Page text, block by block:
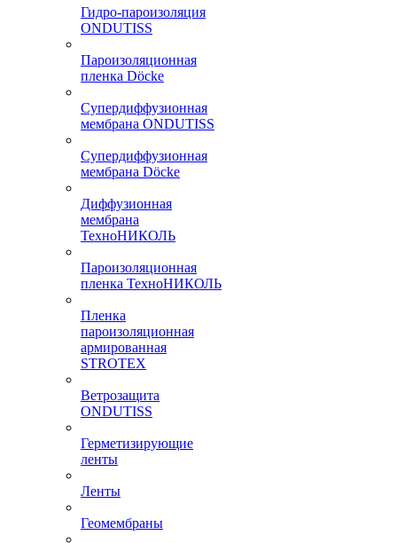
Гидро-пароизоляция
ONDUTISS
Пароизоляционная
пленка Döcke
Супердиффузионная
мембрана ONDUTISS
Супердиффузионная
мембрана Döcke
Диффузионная
мембрана
ТехноНИКОЛЬ
Пароизоляционная
пленка ТехноНИКОЛЬ
Пленка
пароизоляционная
армированная
STROTEX
Ветрозащита
ONDUTISS
Герметизирующие
ленты
Ленты
Геомембраны